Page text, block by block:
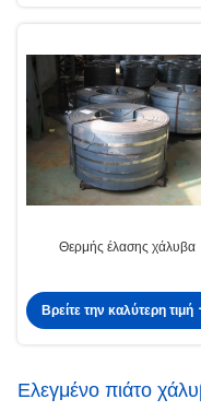
Θερμής έλασης χάλυβα
Βρείτε την καλύτερη τιμή
Ελεγμένο πιάτο